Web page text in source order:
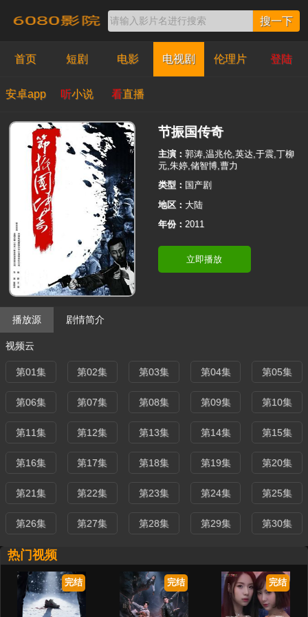
搜一下
首页 短剧 电影 电视剧 伦理片 登陆
安卓app 听小说 看直播
节振国传奇
主演：郭涛,温兆伦,英达,于震,丁柳
元,朱婷,储智博,曹力
类型： 国产剧
地区： 大陆
年份： 2011
立即播放
播放源 剧情简介
视频云
第01集 第02集 第03集 第04集 第05集
第06集 第07集 第08集 第09集 第10集
第11集 第12集 第13集 第14集 第15集
第16集 第17集 第18集 第19集 第20集
第21集 第22集 第23集 第24集 第25集
第26集 第27集 第28集 第29集 第30集
热门视频
完结 完结 完结